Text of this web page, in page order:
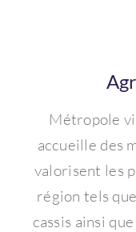
Métropole
accueille des
valorisent les
région tels
cassis ainsi